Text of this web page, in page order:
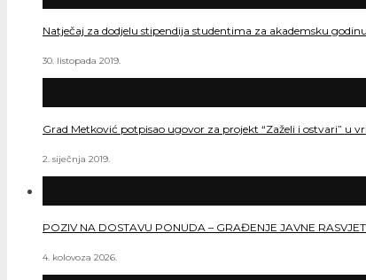
Natječaj za dodjelu stipendija studentima za akademsku
30. listopada 2019.
Grad Metković potpisao ugovor za projekt “Zaželi i ostvari” u
2. siječnja 2019.
POZIV NA DOSTAVU PONUDA – GRAĐENJE JAVNE
4. kolovoza 2026.